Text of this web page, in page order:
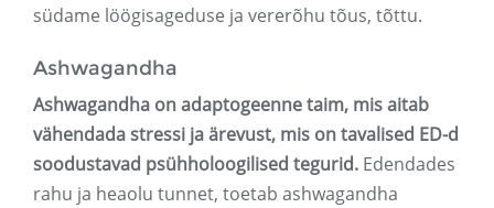
südame löögisageduse ja vererõhu tõus, tõttu.
Ashwagandha
Ashwagandha on adaptogeenne taim, mis aitab
vähendada stressi ja ärevust, mis on tavalised ED-d
soodustavad psühholoogilised tegurid. Edendades
rahu ja heaolu tunnet, toetab ashwagandha